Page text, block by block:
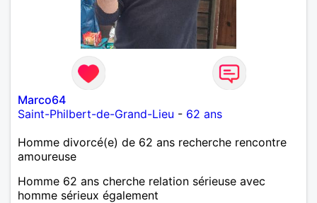
Marco64
Saint-Philbert-de-Grand-Lieu - 62 ans
Homme divorcé(e) de 62 ans recherche rencontre
amoureuse
Homme 62 ans cherche relation sérieuse avec
homme sérieux également